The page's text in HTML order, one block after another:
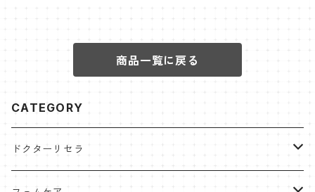
商品一覧に戻る
CATEGORY
ドクターリセラ